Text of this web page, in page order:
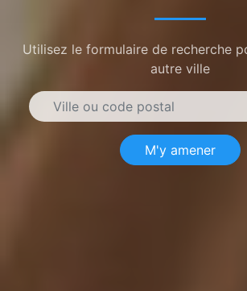
Utilisez le formulaire de recherche
autre ville
M'y amener